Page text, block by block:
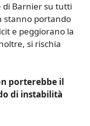
di Barnier su tutti
stanno portando
e peggiorano la
si rischia
porterebbe il
di instabilità